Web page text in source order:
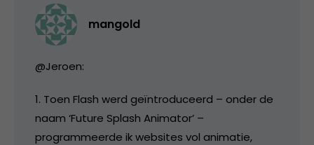
mangold
@Jeroen:
1. Toen Flash werd geïntroduceerd – onder de
naam ‘Future Splash Animator’ –
programmeerde ik websites vol animatie,